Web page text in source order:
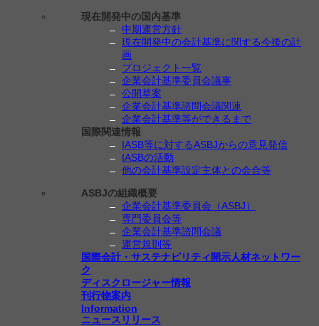
現在開発中の国内基準
中期運営方針
現在開発中の会計基準に関する今後の計
画
プロジェクト一覧
企業会計基準委員会議事
公開草案
企業会計基準諮問会議関連
企業会計基準等ができるまで
国際関連情報
IASB等に対するASBJからの意見発信
IASBの活動
他の会計基準設定主体との会合等
ASBJの組織概要
企業会計基準委員会（ASBJ）
専門委員会等
企業会計基準諮問会議
運営規則等
国際会計・サステナビリティ開示人材ネットワー
ク
ディスクロージャー情報
刊行物案内
Information
ニュースリリース